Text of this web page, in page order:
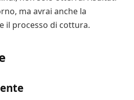
ma avrai anche la
il processo di cottura.